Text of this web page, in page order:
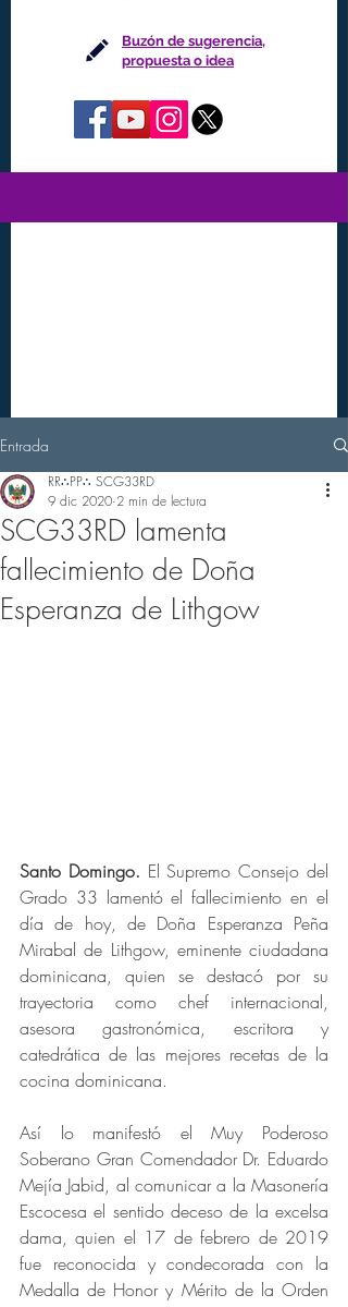
Buzón de sugerencia,
propuesta o idea
Entrada
SCG33RD lamenta
fallecimiento de Doña
Esperanza de Lithgow
RR∴PP∴ SCG33RD
9 dic 2020 2 min de lectura
Santo Domingo. El Supremo Consejo del
Grado 33 lamentó el fallecimiento en el
día de hoy, de Doña Esperanza Peña
Mirabal de Lithgow, eminente ciudadana
dominicana, quien se destacó por su
trayectoria como chef internacional,
asesora gastronómica, escritora y
catedrática de las mejores recetas de la
cocina dominicana.
Así lo manifestó el Muy Poderoso
Soberano Gran Comendador Dr. Eduardo
Mejía Jabid, al comunicar a la Masonería
Escocesa el sentido deceso de la excelsa
dama, quien el 17 de febrero de 2019
fue reconocida y condecorada con la
Medalla de Honor y Mérito de la Orden